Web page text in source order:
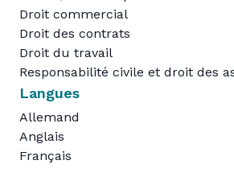
Droit commercial
Droit des contrats
Droit du travail
Responsabilité civile et droit des
Langues
Allemand
Anglais
Français